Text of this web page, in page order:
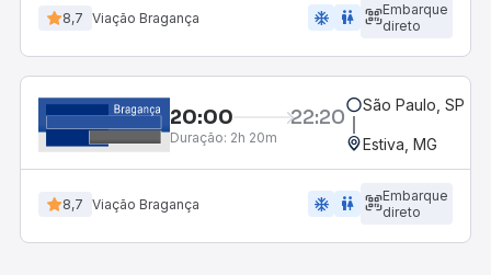
8,7 Viação Bragança ac_unit wc
Embarque
direto
20:00 22:20
Duração: 2h 20m
São Paulo, SP -
Estiva, MG
8,7 Viação Bragança ac_unit wc
Embarque
direto